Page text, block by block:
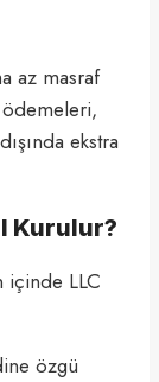
az masraf
ödemeleri,
ekstra
Kurulur?
içinde LLC
özgü